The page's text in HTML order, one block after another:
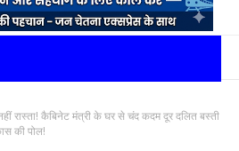
रास्ता! कैबिनेट मंत्री के घर से चंद कदम दूर दलित बस्ती
की पोल!